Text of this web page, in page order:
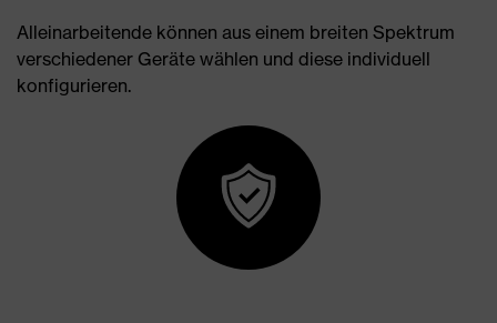
Alleinarbeitende können aus einem breiten Spektrum
verschiedener Geräte wählen und diese individuell
konfigurieren.